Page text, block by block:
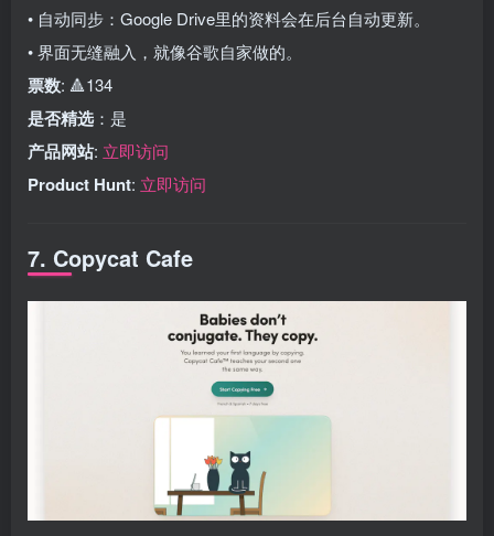
• 自动同步：Google Drive里的资料会在后台自动更新。
• 界面无缝融入，就像谷歌自家做的。
票数: 🔺134
是否精选 ：是
产品网站: 立即访问
Product Hunt: 立即访问
7. Copycat Cafe